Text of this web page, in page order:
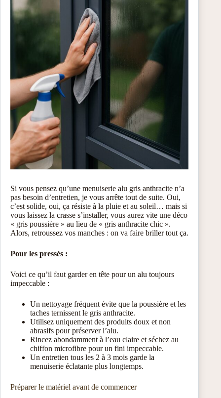
Si vous pensez qu’une menuiserie alu gris anthracite n’a
pas besoin d’entretien, je vous arrête tout de suite. Oui,
c’est solide, oui, ça résiste à la pluie et au soleil… mais si
vous laissez la crasse s’installer, vous aurez vite une déco
« gris poussière » au lieu de « gris anthracite chic ».
Alors, retroussez vos manches : on va faire briller tout ça.
Pour les pressés :
Voici ce qu’il faut garder en tête pour un alu toujours
impeccable :
Un nettoyage fréquent évite que la poussière et les
taches ternissent le gris anthracite.
Utilisez uniquement des produits doux et non
abrasifs pour préserver l’alu.
Rincez abondamment à l’eau claire et séchez au
chiffon microfibre pour un fini impeccable.
Un entretien tous les 2 à 3 mois garde la
menuiserie éclatante plus longtemps.
Préparer le matériel avant de commencer